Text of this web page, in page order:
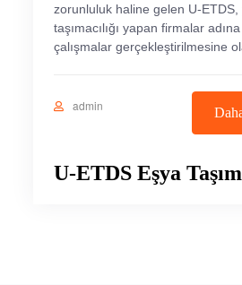
zorunluluk haline gelen U-ETDS,
taşımacılığı yapan firmalar
çalışmalar gerçekleştirilmesine
admin
U-ETDS Eşya